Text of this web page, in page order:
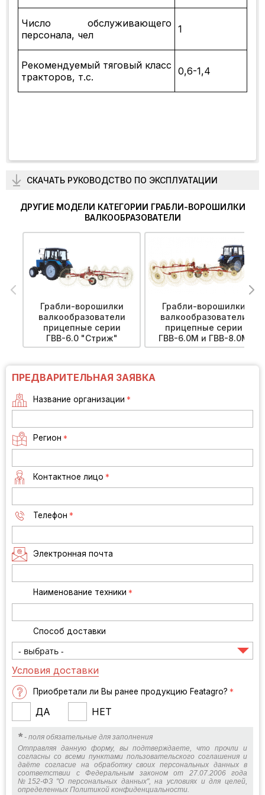
Число обслуживающего
персонала, чел
1
Рекомендуемый тяговый класс
тракторов, т.с.
0,6-1,4
СКАЧАТЬ РУКОВОДСТВО ПО ЭКСПЛУАТАЦИИ
ДРУГИЕ МОДЕЛИ КАТЕГОРИИ ГРАБЛИ-ВОРОШИЛКИ
ВАЛКООБРАЗОВАТЕЛИ
Грабли-ворошилки
валкообразователи
прицепные серии
ГВВ-6.0 "Стриж"
Грабли-ворошилки
валкообразователи
прицепные серии
ГВВ-6.0M и ГВВ-8.0М
"Альбатрос"
ПРЕДВАРИТЕЛЬНАЯ ЗАЯВКА
Название организации *
Регион *
Контактное лицо *
Телефон *
Электронная почта
Наименование техники *
Способ доставки
Условия доставки
Приобретали ли Вы ранее продукцию Featagro? *
ДА НЕТ
*- поля обязательные для заполнения
Отправляя данную форму, вы подтверждаете, что прочли и
согласны со всеми пунктами пользовательского соглашения и
даёте согласие на обработку своих персональных данных в
соответствии с Федеральным законом от 27.07.2006 года
№152-ФЗ "О персональных данных", на условиях и для целей,
определенных Политикой конфиденциальности.